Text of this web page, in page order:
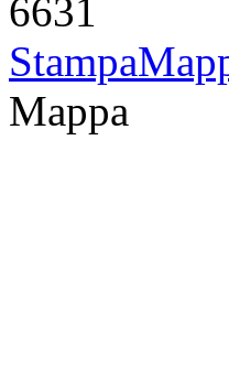
6631
Stampa
Mappa